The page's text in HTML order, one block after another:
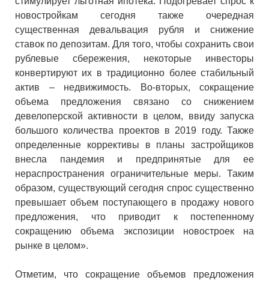
новостройкам сегодня также очередная
существенная девальвация рубля и снижение
ставок по депозитам. Для того, чтобы сохранить свои
рублевые сбережения, некоторые инвесторы
конвертируют их в традиционно более стабильный
актив – недвижимость. Во-вторых, сокращение
объема предложения связано со снижением
девелоперской активности в целом, ввиду запуска
большого количества проектов в 2019 году. Также
определенные коррективы в планы застройщиков
внесла пандемия и предпринятые для ее
нераспространения ограничительные меры. Таким
образом, существующий сегодня спрос существенно
превышает объем поступающего в продажу нового
предложения, что приводит к постепенному
сокращению объема экспозиции новостроек на
рынке в целом».
Отметим, что сокращение объемов предложения